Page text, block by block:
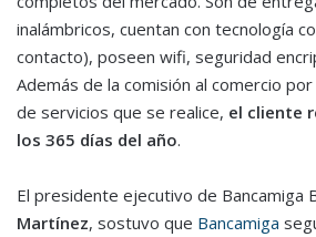
inalámbricos, cuentan con tecnología
contacto), poseen wifi, seguridad
Además de la comisión al comercio
de servicios que se realice, el cliente
los 365 días del año.
El presidente ejecutivo de Bancamiga
Martínez, sostuvo que Bancamiga